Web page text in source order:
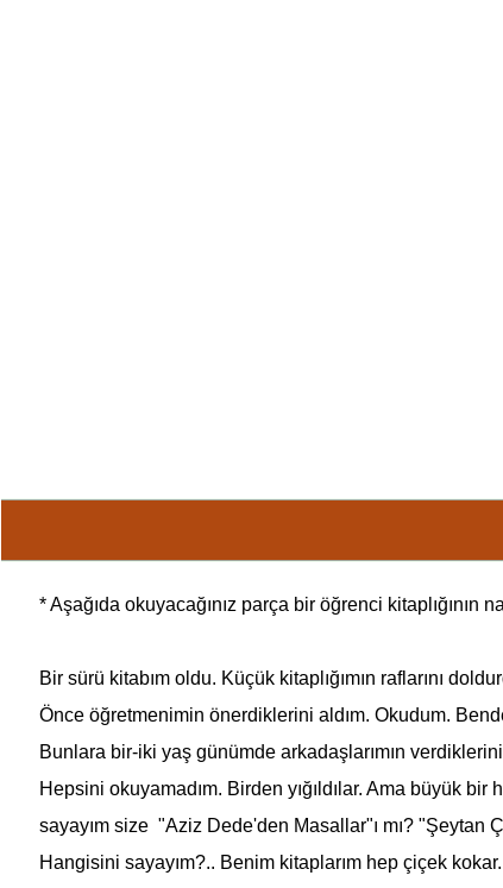
* Aşağıda okuyacağınız parça bir öğrenci
Bir sürü kitabım oldu. Küçük kitaplığımın raflarını
Önce öğretmenimin önerdiklerini aldım. Okudum.
Bunlara bir-iki yaş günümde arkadaşlarımın
Hepsini okuyamadım. Birden yığıldılar. Ama büyük
sayayım size "Aziz Dede'den Masallar"ı mı? "Şeytan
Hangisini sayayım?.. Benim kitaplarım hep çiçek